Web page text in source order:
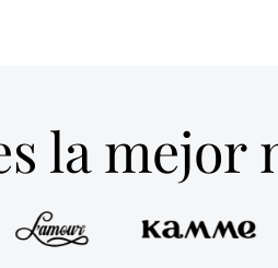
la mejor